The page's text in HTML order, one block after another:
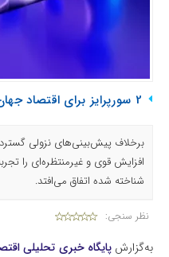
2 سورپرایز برای اقتصاد جهان در 2026/ دلار احیا می شود؟
افزایش قوی و غیرمنتظره‌ای را
شناخته شده اتفاق می‌افتد.
نظر سنجی:
به‌گزارش پایگاه خبری تحلیلی